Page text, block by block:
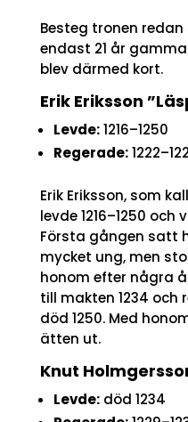
Besteg tronen
endast 21 år
blev därmed kort.
Erik Eriksson
Levde:1216–1250
Regerade:
Erik Eriksson, som
levde 1216–1250
Första gången satt
mycket ung, men
honom efter några
till makten 1234 och
död 1250. Med
ätten ut.
Knut
Levde:död 1234